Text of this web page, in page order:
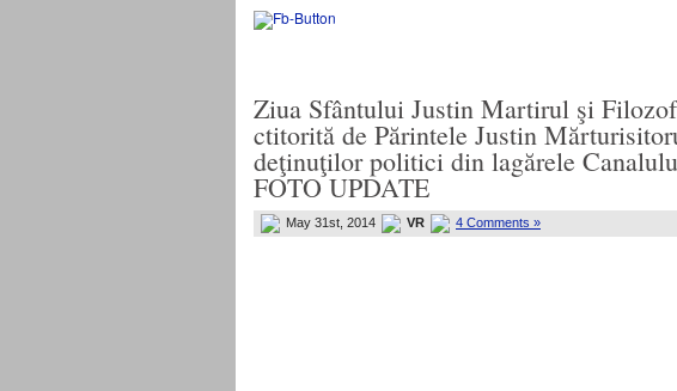
Ziua Sfântului Justin Martirul şi
ctitorită de Părintele Justin
deţinuţilor politici din lagărele
FOTO UPDATE
May 31st, 2014 VR 4 Comments »